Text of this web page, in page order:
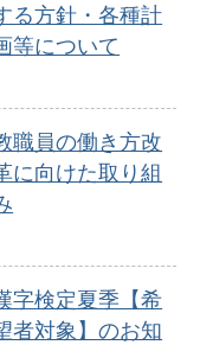
る方針・各種計
等について
職員の働き方改
に向けた取り組
字検定夏季【希
者対象】のお知